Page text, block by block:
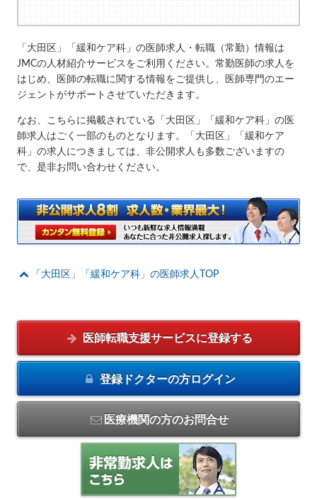
「大田区」「緩和ケア科」の医師求人・転職（常勤）情報は
JMCの人材紹介サービスをご利用ください。常勤医師の求人を
はじめ、医師の転職に関する情報をご提供し、医師専門のエー
ジェントがサポートさせていただきます。
なお、こちらに掲載されている「大田区」「緩和ケア科」の医
師求人はごく一部のものとなります。「大田区」「緩和ケア
科」の求人につきましては、非公開求人も多数ございますの
で、是非お問い合わせください。
「大田区」「緩和ケア科」の医師求人TOP
医師転職支援サービスに登録する
登録ドクターの方ログイン
医療機関の方のお問合せ